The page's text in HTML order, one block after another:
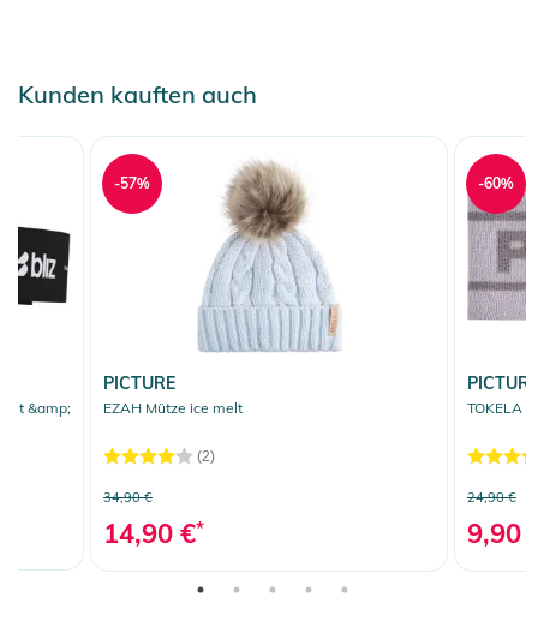
Kunden kauften auch
&amp;
PICTURE
EZAH Mütze ice melt
(2)
34,90 €
14,90 €*
-57%
PICTURE
TOKELA
24,90 €
9,90
-60%